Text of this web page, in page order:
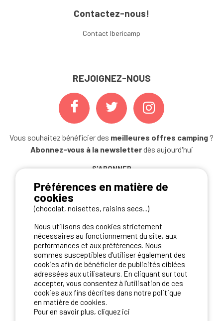
Contactez-nous!
Contact Ibericamp
REJOIGNEZ-NOUS
Vous souhaitez bénéficier des meilleures offres camping ?
Abonnez-vous à la newsletterdès aujourd'hui
S'ABONNER
NOS PARTENAIRES
Préférences en matière de
cookies
(chocolat, noisettes, raisins secs...)
Nous utilisons des cookies strictement
nécessaires au fonctionnement du site, aux
performances et aux préférences. Nous
sommes susceptibles d’utiliser également des
cookies afin de bénéficier de publicités ciblées
adressées aux utilisateurs. En cliquant sur tout
accepter, vous consentez à l'utilisation de ces
cookies aux fins décrites dans notre politique
en matière de cookies.
Pour en savoir plus, cliquez ici